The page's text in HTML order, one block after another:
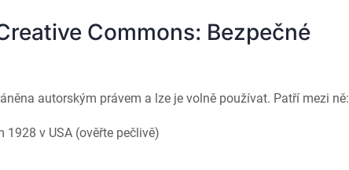
Commons: Bezpečné
autorským právem a lze je volně používat. Patří mezi ně:
v USA (ověřte pečlivě)